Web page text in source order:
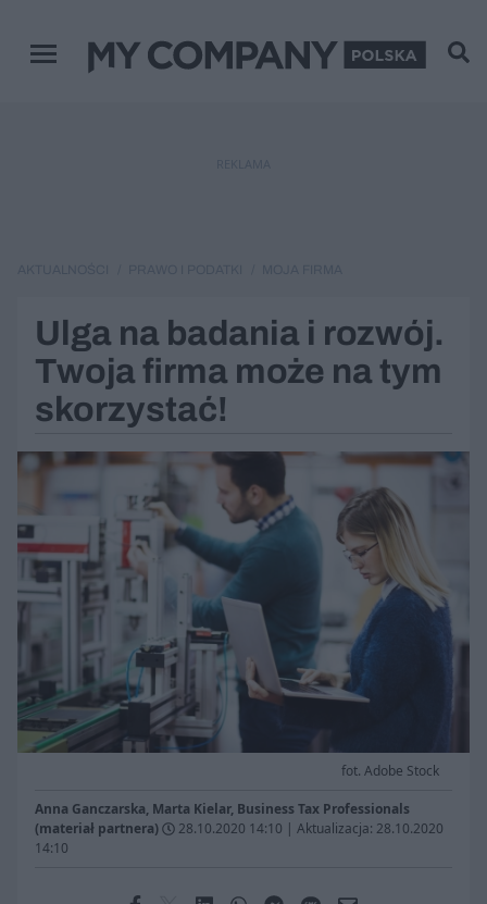
Menu główne
Ulga na badania i rozwój.
Twoja firma może na tym
skorzystać!
fot. Adobe Stock
Anna Ganczarska, Marta Kielar, Business Tax Professionals
(materiał partnera)
28.10.2020 14:10 | Aktualizacja: 28.10.2020
14:10